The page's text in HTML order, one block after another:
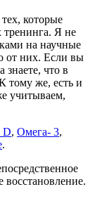
которые
Я не
на научные
от них. Если вы
знаете, что в
тому же, есть и
учитываем,
D, Омега- 3,
.
восстановление.